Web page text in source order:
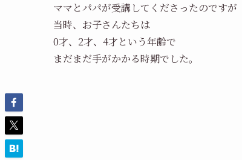
ママとパパが受講してくださったのですが
当時、お子さんたちは
0才、2才、4才という年齢で
まだまだ手がかかる時期でした。